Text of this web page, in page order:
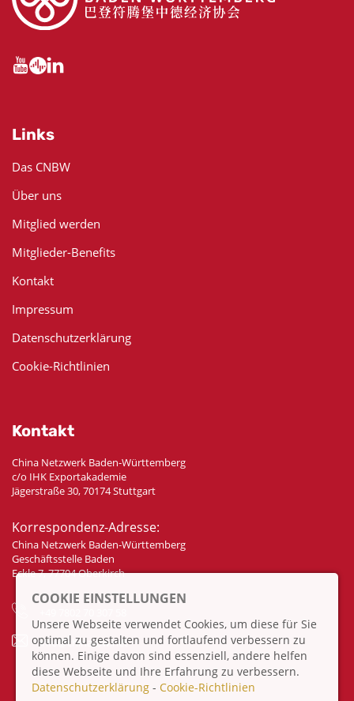
Links
Das CNBW
Über uns
Mitglied werden
Mitglieder-Benefits
Kontakt
Impressum
Datenschutzerklärung
Cookie-Richtlinien
Kontakt
China Netzwerk Baden-Württemberg
c/o IHK Exportakademie
Jägerstraße 30, 70174 Stuttgart
Korrespondenz-Adresse:
China Netzwerk Baden-Württemberg
Geschäftsstelle Baden
Eckle 7, 77704 Oberkirch
info@china-bw.net
COOKIE EINSTELLUNGEN
Unsere Webseite verwendet Cookies, um diese für Sie
optimal zu gestalten und fortlaufend verbessern zu
können. Einige davon sind essenziell, andere helfen
diese Webseite und Ihre Erfahrung zu verbessern.
Datenschutzerklärung - Cookie-Richtlinien